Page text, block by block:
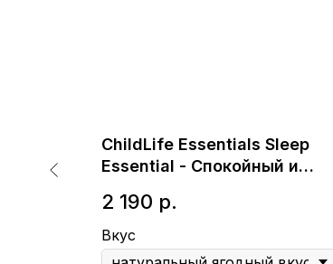
ChildLife Essentials Sleep
Essential - Спокойный и
ребенка
2 190 р.
Вкус